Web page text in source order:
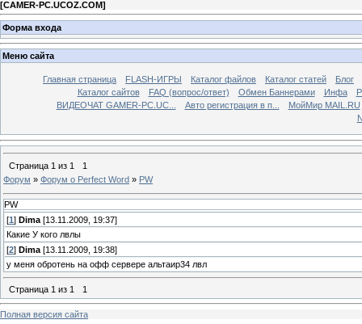
[CAMER-PC.UCOZ.COM]
Форма входа
Меню сайта
Главная страница FLASH-ИГРЫ Каталог файлов Каталог статей
Блог
Каталог сайтов
FAQ (вопрос/ответ) Обмен Баннерами Инфа
ВИДЕОЧАТ GAMER-PC.UC...
Aвто регистрация в п...
МойМир MAIL.RU
Страница 1 из 1
1
Форум » Форум o Perfect Word » PW
PW
[1 ] Dima [13.11.2009, 19:37]
Какие У кого лвлы
[2] Dima [13.11.2009, 19:38]
у меня обротень на офф сервере альтаир34 лвл
Страница 1 из 1 1
Полная версия сайта